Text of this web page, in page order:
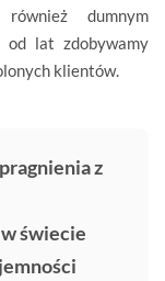
dumnym
od lat zdobywamy
klientów.
z
świecie